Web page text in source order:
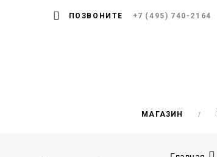
ПОЗВОНИТЕ +7 (495) 740-2164
МАГАЗИН